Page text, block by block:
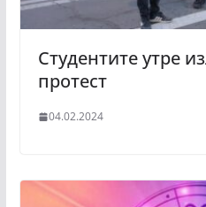
Студентите утре
протест
04.02.2024